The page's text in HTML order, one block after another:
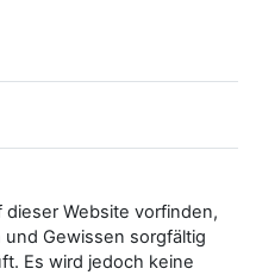
dieser Website vorfinden,
Gewissen sorgfältig
Es wird jedoch keine